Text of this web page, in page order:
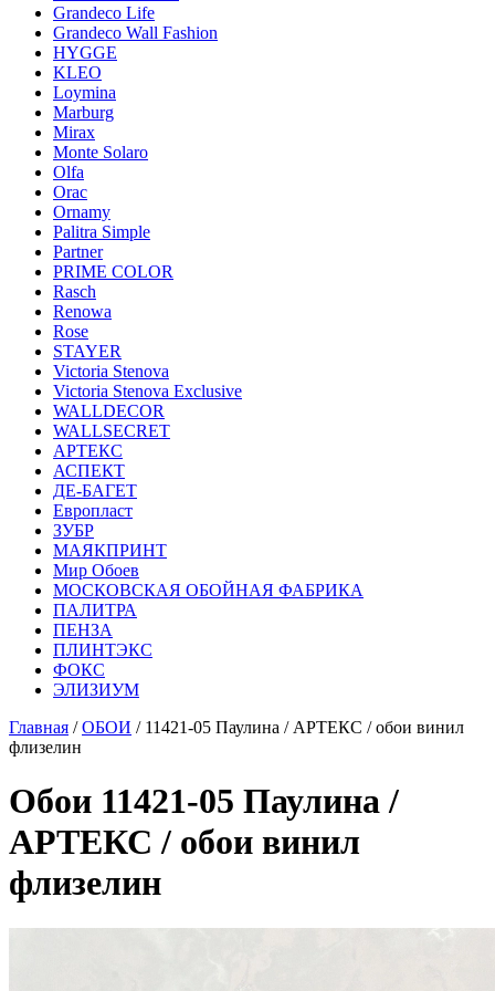
Grandeco Life
Grandeco Wall Fashion
HYGGE
KLEO
Loymina
Marburg
Mirax
Monte Solaro
Olfa
Orac
Ornamy
Palitra Simple
Partner
PRIME COLOR
Rasch
Renowa
Rose
STAYER
Victoria Stenova
Victoria Stenova Exclusive
WALLDECOR
WALLSECRET
АРТЕКС
АСПЕКТ
ДЕ-БАГЕТ
Европласт
ЗУБР
МАЯКПРИНТ
Мир Обоев
МОСКОВСКАЯ ОБОЙНАЯ ФАБРИКА
ПАЛИТРА
ПЕНЗА
ПЛИНТЭКС
ФОКС
ЭЛИЗИУМ
Главная /ОБОИ / 11421-05 Паулина / АРТЕКС / обои винил
флизелин
Обои 11421-05 Паулина /
АРТЕКС / обои винил
флизелин